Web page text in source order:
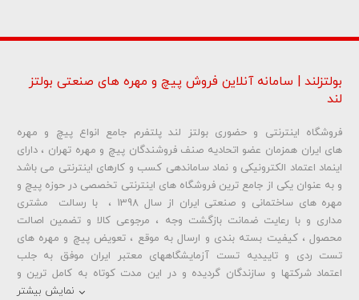
شماره تلفن و ایمیل شما نمایش داده نخواهد شد.
ارسال دیدگاه
بولتزلند | سامانه آنلاین فروش پیچ و مهره های صنعتی بولتز
لند
فروشگاه اینترنتی و حضوری بولتز لند پلتفرم جامع انواع پیچ و مهره
های ایران همزمان عضو اتحادیه صنف فروشندگان پیچ و مهره تهران ، دارای
اینماد اعتماد الکترونیکی و نماد ساماندهی کسب و کارهای اینترنتی می باشد
و به عنوان یکی از جامع ترین فروشگاه های اینترنتی تخصصی در حوزه پیچ و
مهره های ساختمانی و صنعتی ایران از سال 1398 ، با رسالت مشتری
مداری و با رعایت ضمانت بازگشت وجه ، مرجوعی کالا و تضمین اصالت
محصول ، کیفیت بسته بندی و ارسال به موقع ، تعویض پیچ و مهره های
تست ردی و تاییدیه تست آزمایشگاههای معتبر ایران موفق به جلب
اعتماد شرکتها و سازندگان گردیده و در این مدت کوتاه به کامل ترین و
ومهره آهنی
نمایش بیشتر